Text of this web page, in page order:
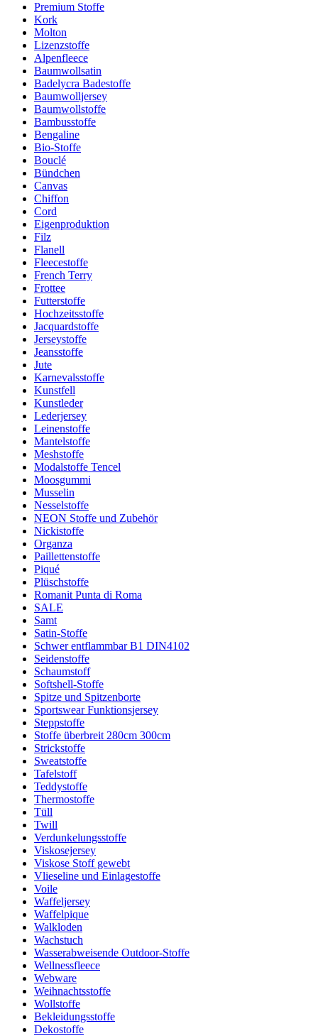
Premium Stoffe
Kork
Molton
Lizenzstoffe
Alpenfleece
Baumwollsatin
Badelycra Badestoffe
Baumwolljersey
Baumwollstoffe
Bambusstoffe
Bengaline
Bio-Stoffe
Bouclé
Bündchen
Canvas
Chiffon
Cord
Eigenproduktion
Filz
Flanell
Fleecestoffe
French Terry
Frottee
Futterstoffe
Hochzeitsstoffe
Jacquardstoffe
Jerseystoffe
Jeansstoffe
Jute
Karnevalsstoffe
Kunstfell
Kunstleder
Lederjersey
Leinenstoffe
Mantelstoffe
Meshstoffe
Modalstoffe Tencel
Moosgummi
Musselin
Nesselstoffe
NEON Stoffe und Zubehör
Nickistoffe
Organza
Paillettenstoffe
Piqué
Plüschstoffe
Romanit Punta di Roma
SALE
Samt
Satin-Stoffe
Schwer entflammbar B1 DIN4102
Seidenstoffe
Schaumstoff
Softshell-Stoffe
Spitze und Spitzenborte
Sportswear Funktionsjersey
Steppstoffe
Stoffe überbreit 280cm 300cm
Strickstoffe
Sweatstoffe
Tafelstoff
Teddystoffe
Thermostoffe
Tüll
Twill
Verdunkelungsstoffe
Viskosejersey
Viskose Stoff gewebt
Vlieseline und Einlagestoffe
Voile
Waffeljersey
Waffelpique
Walkloden
Wachstuch
Wasserabweisende Outdoor-Stoffe
Wellnessfleece
Webware
Weihnachtsstoffe
Wollstoffe
Bekleidungsstoffe
Dekostoffe